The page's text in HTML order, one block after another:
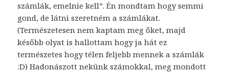
számlák, emelnie kell”. Én mondtam hogy semmi
gond, de látni szeretném a számlákat.
(Természetesen nem kaptam meg őket, majd
később olyat is hallottam hogy ja hát ez
természetes hogy télen feljebb mennek a számlák
:D) Hadonászott nekünk számokkal, meg mondott